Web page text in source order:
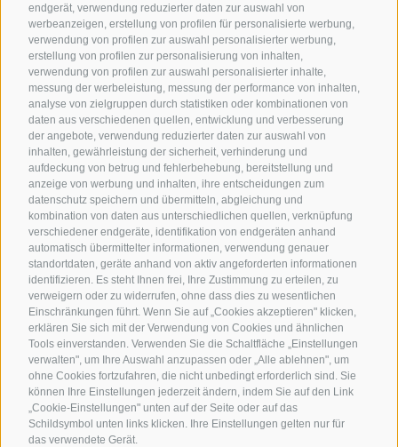
endgerät, verwendung reduzierter daten zur auswahl von
werbeanzeigen, erstellung von profilen für personalisierte werbung,
verwendung von profilen zur auswahl personalisierter werbung,
erstellung von profilen zur personalisierung von inhalten,
verwendung von profilen zur auswahl personalisierter inhalte,
messung der werbeleistung, messung der performance von inhalten,
analyse von zielgruppen durch statistiken oder kombinationen von
daten aus verschiedenen quellen, entwicklung und verbesserung
der angebote, verwendung reduzierter daten zur auswahl von
inhalten, gewährleistung der sicherheit, verhinderung und
aufdeckung von betrug und fehlerbehebung, bereitstellung und
anzeige von werbung und inhalten, ihre entscheidungen zum
datenschutz speichern und übermitteln, abgleichung und
kombination von daten aus unterschiedlichen quellen, verknüpfung
verschiedener endgeräte, identifikation von endgeräten anhand
automatisch übermittelter informationen, verwendung genauer
standortdaten, geräte anhand von aktiv angeforderten informationen
identifizieren. Es steht Ihnen frei, Ihre Zustimmung zu erteilen, zu
verweigern oder zu widerrufen, ohne dass dies zu wesentlichen
Einschränkungen führt. Wenn Sie auf „Cookies akzeptieren" klicken,
erklären Sie sich mit der Verwendung von Cookies und ähnlichen
Tools einverstanden. Verwenden Sie die Schaltfläche „Einstellungen
verwalten", um Ihre Auswahl anzupassen oder „Alle ablehnen", um
ohne Cookies fortzufahren, die nicht unbedingt erforderlich sind. Sie
können Ihre Einstellungen jederzeit ändern, indem Sie auf den Link
„Cookie-Einstellungen" unten auf der Seite oder auf das
Schildsymbol unten links klicken. Ihre Einstellungen gelten nur für
das verwendete Gerät.